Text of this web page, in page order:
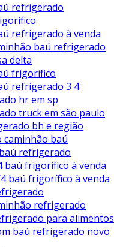
refrigerado
refrigerado à venda
baú refrigerado
delta
frigorifico
refrigerado 3 4
hr em sp
truck em são paulo
bh e região
caminhão baú
refrigerado
baú frigorífico à venda
baú frigorífico à venda
refrigerado
para alimentos
baú refrigerado novo